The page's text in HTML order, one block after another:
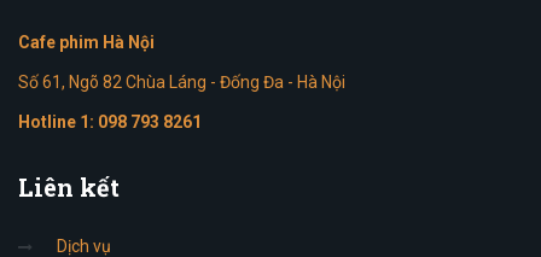
Cafe phim Hà Nội
Số 61, Ngõ 82 Chùa Láng - Đống Đa - Hà Nội
Hotline 1: 098 793 8261
Liên kết
Dịch vụ